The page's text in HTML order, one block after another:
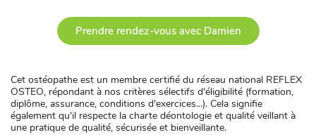
Prendre rendez-vous avec Damien
Cet ostéopathe est un membre certifié du réseau national REFLEX
OSTEO, répondant à nos critères sélectifs d'éligibilité (formation,
diplôme, assurance, conditions d'exercices...). Cela signifie
également qu'il respecte la charte déontologie et qualité veillant à
une pratique de qualité, sécurisée et bienveillante.